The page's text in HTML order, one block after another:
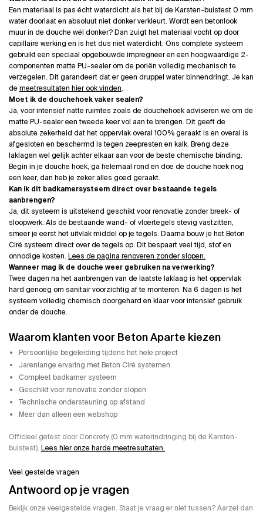
Een materiaal is pas écht waterdicht als het bij de Karsten-buistest 0 mm
water doorlaat en absoluut niet donker verkleurt. Wordt een betonlook
muur in de douche wél donker? Dan zuigt het materiaal vocht op door
capillaire werking en is het dus niet waterdicht. Ons complete systeem
gebruikt een speciaal opgebouwde impregneer en een hoogwaardige 2-
componenten matte PU-sealer om de poriën volledig mechanisch te
verzegelen. Dit garandeert dat er geen druppel water binnendringt. Je kan
de meetresultaten hier ook vinden.
Moet ik de douchehoek vaker sealen?
Ja, voor intensief natte ruimtes zoals de douchehoek adviseren we om de
matte PU-sealer een tweede keer vol aan te brengen. Dit geeft de
absolute zekerheid dat het oppervlak overal 100% geraakt is en overal is
afgesloten en beschermd is tegen zeepresten en kalk. Breng deze
laklagen wel gelijk achter elkaar aan voor de beste chemische binding.
Begin in je douche hoek, ga helemaal rond en doe de douche hoek nog
een keer, dan heb je zeker alles goed geraakt.
Kan ik dit badkamersysteem direct over bestaande tegels
aanbrengen?
Ja, dit systeem is uitstekend geschikt voor renovatie zonder breek- of
sloopwerk. Als de bestaande wand- of vloertegels stevig vastzitten,
smeer je eerst het uitvlak middel op je tegels. Daarna bouw je het Beton
Ciré systeem direct over de tegels op. Dit bespaart veel tijd, stof en
onnodige kosten. Lees de pagina renoveren zonder slopen.
Wanneer mag ik de douche weer gebruiken na verwerking?
Twee dagen na het aanbrengen van de laatste laklaag is het oppervlak
hard genoeg om sanitair voorzichtig af te monteren. Na 6 dagen is het
systeem volledig chemisch doorgehard en klaar voor intensief gebruik
onder de douche.
Waarom klanten voor Beton Aparte kiezen
Persoonlijke begeleiding tijdens het hele project
Jarenlange ervaring met Beton Ciré systemen
Compleet badkamer systeem
Geschikt voor renovatie zonder slopen
Technische ondersteuning op afstand
Meer dan alleen een webshop
Officieel getest door Concrefy (0 mm waterindringing bij de Karsten-
buistest). Lees hier onze harde meetresultaten.
Veel gestelde vragen
Antwoord op je vragen
Bekijk onze veelgestelde vragen. Staat je vraag er niet tussen? Aarzel dan